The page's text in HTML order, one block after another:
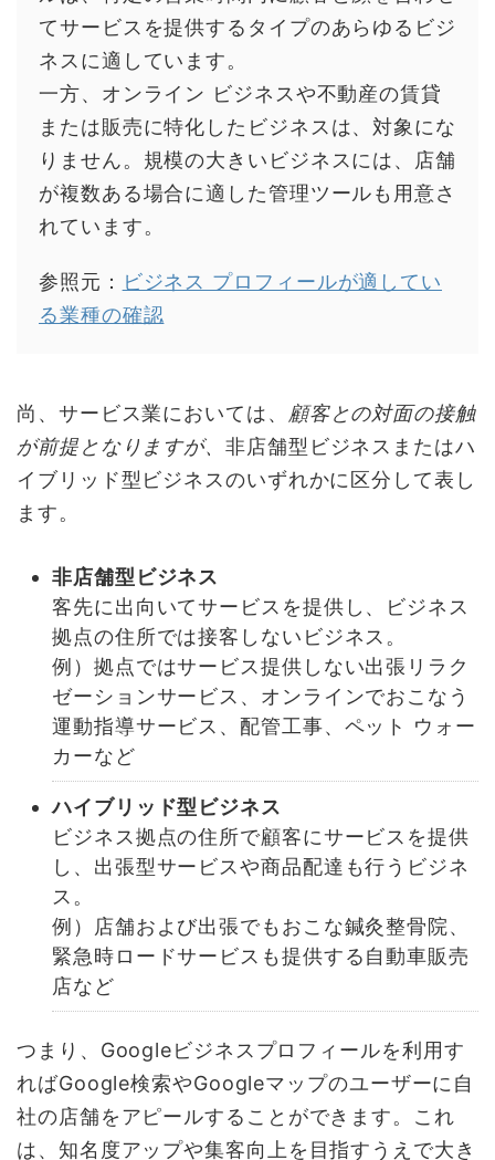
てサービスを提供するタイプのあらゆるビジ
ネスに適しています。
一方、オンライン ビジネスや不動産の賃貸
または販売に特化したビジネスは、対象にな
りません。規模の大きいビジネスには、店舗
が複数ある場合に適した管理ツールも用意さ
れています。
参照元： ビジネス プロフィールが適してい
る業種の確認
尚、サービス業においては、 顧客との対面の接触
が前提となりますが、 非店舗型ビジネスまたはハ
イブリッド型ビジネスのいずれかに区分して表し
ます。
非店舗型ビジネス
客先に出向いてサービスを提供し、ビジネス
拠点の住所では接客しないビジネス。
例）拠点ではサービス提供しない出張リラク
ゼーションサービス、オンラインでおこなう
運動指導サービス、配管工事、ペット ウォー
カーなど
ハイブリッド型ビジネス
ビジネス拠点の住所で顧客にサービスを提供
し、出張型サービスや商品配達も行うビジネ
ス。
例）店舗および出張でもおこな鍼灸整骨院、
緊急時ロードサービスも提供する自動車販売
店など
つまり、Googleビジネスプロフィールを利用す
ればGoogle検索やGoogleマップのユーザーに自
社の店舗をアピールすることができます。これ
は、知名度アップや集客向上を目指すうえで大き